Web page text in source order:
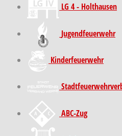
LG 4 - Holthausen
Jugendfeuerwehr
Kinder­feuer­wehr
ABC-Zug